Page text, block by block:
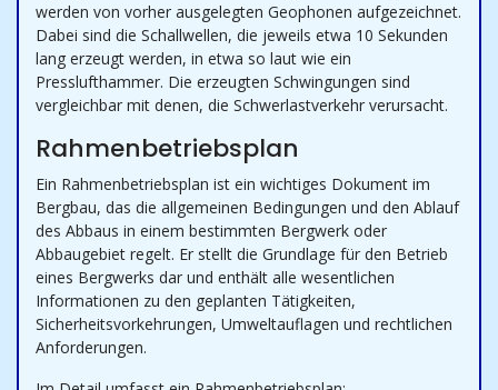
werden von vorher ausgelegten Geophonen aufgezeichnet.
Dabei sind die Schallwellen, die jeweils etwa 10 Sekunden
lang erzeugt werden, in etwa so laut wie ein
Presslufthammer. Die erzeugten Schwingungen sind
vergleichbar mit denen, die Schwerlastverkehr verursacht.
Rahmenbetriebsplan
Ein Rahmenbetriebsplan ist ein wichtiges Dokument im
Bergbau, das die allgemeinen Bedingungen und den Ablauf
des Abbaus in einem bestimmten Bergwerk oder
Abbaugebiet regelt. Er stellt die Grundlage für den Betrieb
eines Bergwerks dar und enthält alle wesentlichen
Informationen zu den geplanten Tätigkeiten,
Sicherheitsvorkehrungen, Umweltauflagen und rechtlichen
Anforderungen.